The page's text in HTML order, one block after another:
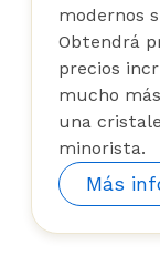
modernos
Obtendrá
precios
mucho
una
minorista.
Más